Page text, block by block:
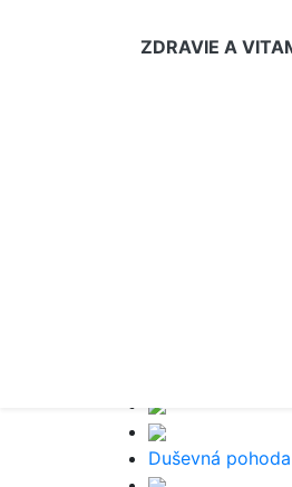
ZDRAVIE A
Duševná pohoda